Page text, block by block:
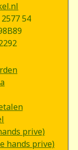
54
prive)
hands prive)